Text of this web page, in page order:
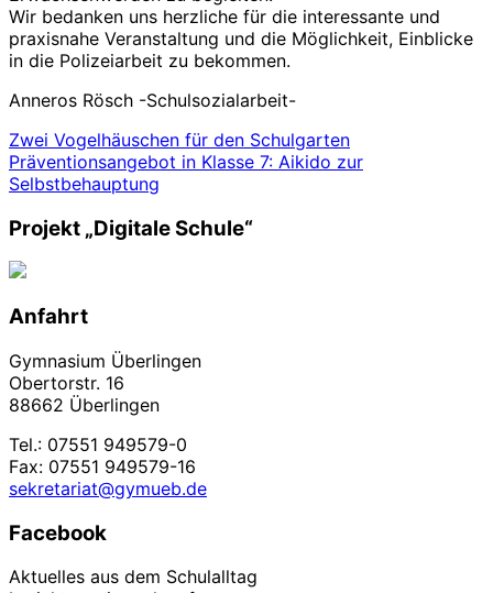
Wir bedanken uns herzliche für die interessante und
praxisnahe Veranstaltung und die Möglichkeit, Einblicke
in die Polizeiarbeit zu bekommen.
Anneros Rösch -Schulsozialarbeit-
Beitrags-
Navigation
Zwei Vogelhäuschen für den Schulgarten
Präventionsangebot in Klasse 7: Aikido zur
Selbstbehauptung
Projekt „Digitale Schule“
Anfahrt
Gymnasium Überlingen
Obertorstr. 16
88662 Überlingen
Tel.: 07551 949579-0
Fax: 07551 949579-16
sekretariat@gymueb.de
Facebook
Aktuelles aus dem Schulalltag